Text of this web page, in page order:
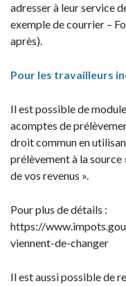
adresser à leur service
exemple de courrier –
après).
Pour les travailleurs
Il est possible de
acomptes de
droit commun en
prélèvement à la source
de vos revenus ».
Pour plus de détails :
https://
viennent-de-changer
Il est aussi possible de